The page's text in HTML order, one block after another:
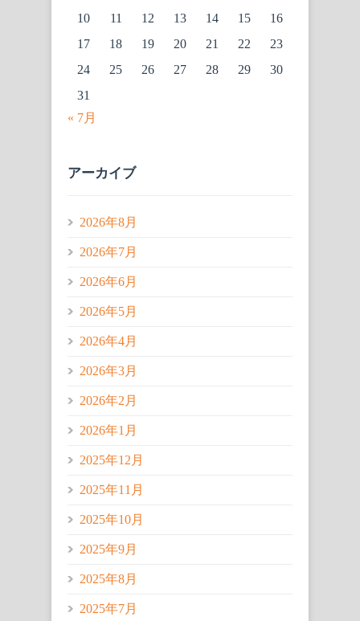
10
11 12 13 14 15
16
17
18 19 20 21 22
23
24
25 26 27 28 29
30
31
« 7月
アーカイブ
2026年8月
2026年7月
2026年6月
2026年5月
2026年4月
2026年3月
2026年2月
2026年1月
2025年12月
2025年11月
2025年10月
2025年9月
2025年8月
2025年7月